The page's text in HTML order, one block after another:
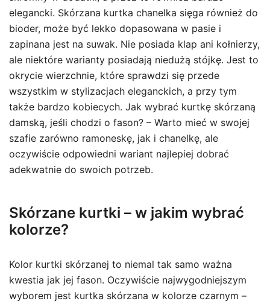
elegancki. Skórzana kurtka chanelka sięga również do
bioder, może być lekko dopasowana w pasie i
zapinana jest na suwak. Nie posiada klap ani kołnierzy,
ale niektóre warianty posiadają niedużą stójkę. Jest to
okrycie wierzchnie, które sprawdzi się przede
wszystkim w stylizacjach eleganckich, a przy tym
także bardzo kobiecych. Jak wybrać kurtkę skórzaną
damską, jeśli chodzi o fason? – Warto mieć w swojej
szafie zarówno ramoneskę, jak i chanelkę, ale
oczywiście odpowiedni wariant najlepiej dobrać
adekwatnie do swoich potrzeb.
Skórzane kurtki – w jakim wybrać
kolorze?
Kolor kurtki skórzanej to niemal tak samo ważna
kwestia jak jej fason. Oczywiście najwygodniejszym
wyborem jest kurtka skórzana w kolorze czarnym –